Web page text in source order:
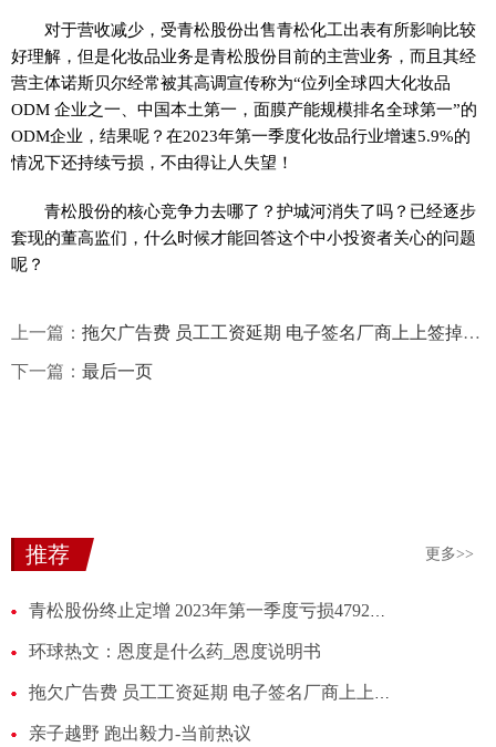
对于营收减少，受青松股份出售青松化工出表有所影响比较
好理解，但是化妆品业务是青松股份目前的主营业务，而且其经
营主体诺斯贝尔经常被其高调宣传称为“位列全球四大化妆品
ODM 企业之一、中国本土第一，面膜产能规模排名全球第一”的
ODM企业，结果呢？在2023年第一季度化妆品行业增速5.9%的
情况下还持续亏损，不由得让人失望！
青松股份的核心竞争力去哪了？护城河消失了吗？已经逐步
套现的董高监们，什么时候才能回答这个中小投资者关心的问题
呢？
上一篇： 拖欠广告费 员工工资延期 电子签名厂商上上签掉队的原因 世界微速讯
下一篇： 最后一页
推荐 更多>>
环球热文：恩度是什么药_恩度说明书
亲子越野 跑出毅力-当前热议